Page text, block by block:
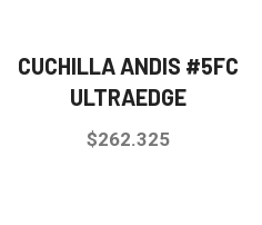
CUCHILLA ANDIS #5FC
ULTRAEDGE
$262.325